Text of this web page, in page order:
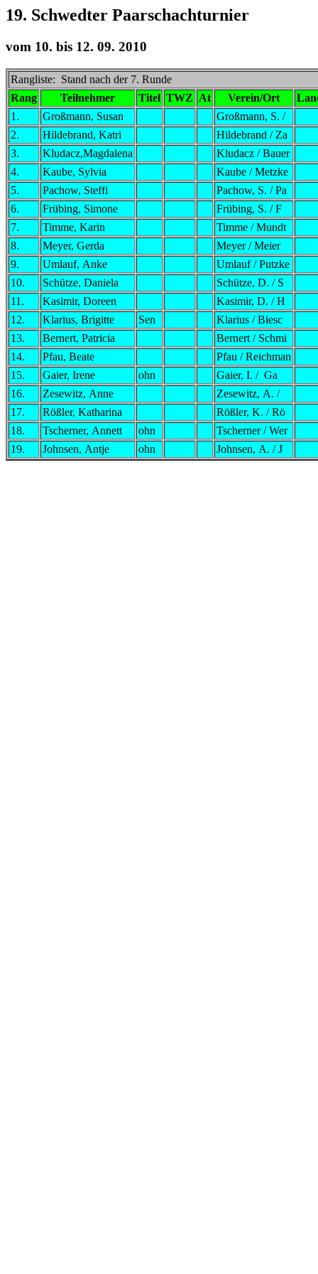
19. Schwedter Paarschachturnier
vom 10. bis 12. 09. 2010
Rangliste: Stand nach der 7. Runde
Rang
Teilnehmer Titel TWZ At Verein/Ort
1.
Großmann, Susan
Großmann, S. /
2.
Hildebrand, Katri
Hildebrand / Za
3.
Kludacz,Magdalena
Kludacz / Bauer
4.
Kaube, Sylvia
Kaube / Metzke
5.
Pachow, Steffi
Pachow, S. / Pa
6.
Frübing, Simone
Frübing, S. / F
7.
Timme, Karin
Timme / Mundt
8.
Meyer, Gerda
Meyer / Meier
9.
Umlauf, Anke
Umlauf / Putzke
10.
Schütze, Daniela
Schütze, D. / S
11.
Kasimir, Doreen
Kasimir, D. / H
12.
Klarius, Brigitte Sen
Klarius / Biesc
13.
Bernert, Patricia
Bernert / Schmi
14.
Pfau, Beate
Pfau / Reichman
15.
Gaier, Irene ohn
Gaier, I. / Ga
16.
Zesewitz, Anne
Zesewitz, A. /
17.
Rößler, Katharina
Rößler, K. / Rö
18.
Tscherner, Annett ohn
Tscherner / Wer
19.
Johnsen, Antje ohn Johnsen, A. / J